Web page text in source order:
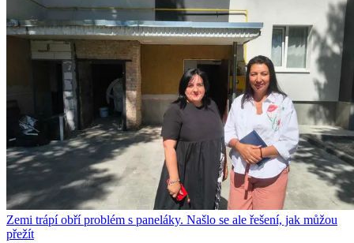
Zemi trápí obří problém s paneláky. Našlo se ale řešení, jak můžou
přežít